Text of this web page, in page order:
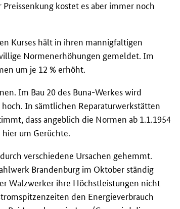
kostet es aber immer noch
Kurses hält in ihren mannigfaltigen
Normenerhöhungen gemeldet. Im
um je 12 % erhöht.
Im Bau 20 des Buna-Werkes wird
In sämtlichen Reparaturwerkstätten
dass angeblich die Normen ab 1.1.1954
um Gerüchte.
verschiedene Ursachen gehemmt.
Brandenburg im Oktober ständig
Walzwerker ihre Höchstleistungen nicht
den Energieverbrauch